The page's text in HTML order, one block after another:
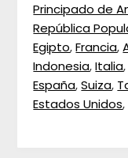
Principado de
República
Egipto,Francia,
Indonesia,Italia
España,Suiza,
Estados Unidos,